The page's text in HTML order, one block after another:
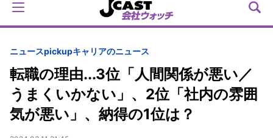
ニュースpickupキャリアのニュース
転職の理由...3位「人間関係が悪い／
うまくいかない」、2位「社内の雰囲
気が悪い」、納得の1位は？